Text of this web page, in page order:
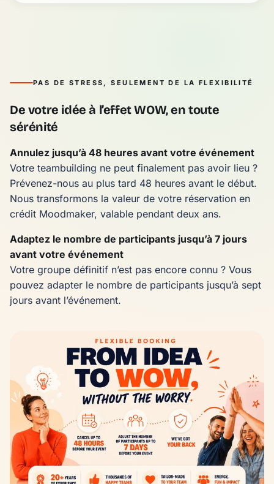
PAS DE STRESS, SEULEMENT DE LA FLEXIBILITÉ
De votre idée à l’effet WOW, en toute
sérénité
Annulez jusqu’à 48 heures avant votre événement
Votre teambuilding ne peut finalement pas avoir lieu ?
Prévenez-nous au plus tard 48 heures avant le début.
Nous transformons la valeur de votre réservation en
crédit Moodmaker, valable pendant deux ans.
Adaptez le nombre de participants jusqu’à 7 jours
avant votre événement
Votre groupe définitif n’est pas encore connu ? Vous
pouvez adapter le nombre de participants jusqu’à sept
jours avant l’événement.